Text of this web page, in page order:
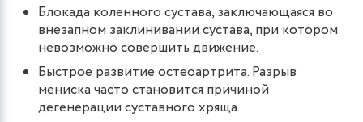
Блокада коленного сустава, заключающаяся во
внезапном заклинивании сустава, при котором
невозможно совершить движение.
Быстрое развитие остеоартрита. Разрыв
мениска часто становится причиной
дегенерации суставного хряща.